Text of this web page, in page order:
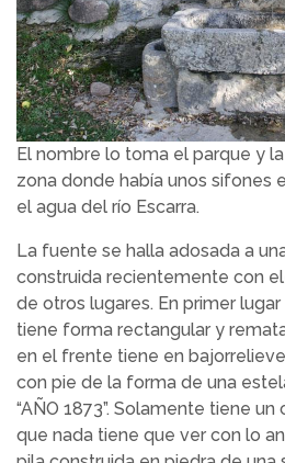
El nombre lo toma el parque y
zona donde había unos sifones
el agua del río Escarra.
La fuente se halla adosada a
construida recientemente con
de otros lugares. En primer
tiene forma rectangular y
en el frente tiene en
con pie de la forma de una
“AÑO 1873”. Solamente tiene
que nada tiene que ver con lo